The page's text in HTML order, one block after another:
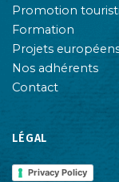
Promotion
Formation
Projets
Nos adhérents
Contact
LÉGAL
Privacy Policy